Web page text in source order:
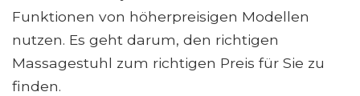
Funktionen von höherpreisigen Modellen
nutzen. Es geht darum, den richtigen
Massagestuhl zum richtigen Preis für Sie zu
finden.